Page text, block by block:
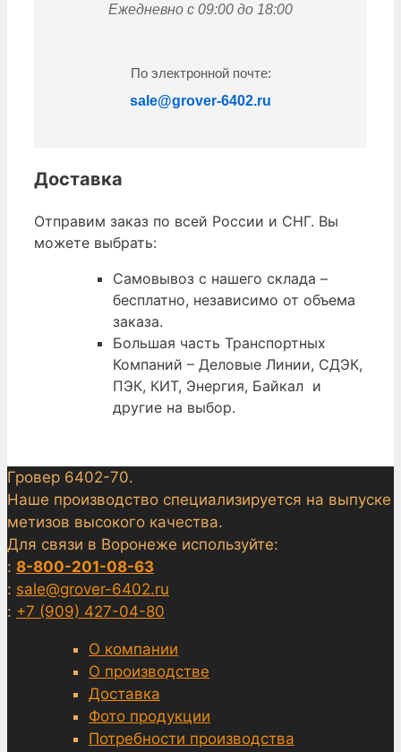
Ежедневно с 09:00 до 18:00
По электронной почте:
sale@grover-6402.ru
Доставка
Отправим заказ по всей России и СНГ. Вы
можете выбрать:
Самовывоз с нашего склада –
бесплатно, независимо от объема
заказа.
Большая часть Транспортных
Компаний – Деловые Линии, СДЭК,
ПЭК, КИТ, Энергия, Байкал и
другие на выбор.
Гровер 6402-70.
Наше производство специализируется на выпуске
метизов высокого качества.
Для связи в Воронеже используйте:
: 8-800-201-08-63
: sale@grover-6402.ru
: +7 (909) 427-04-80
О компании
О производстве
Доставка
Фото продукции
Потребности производства